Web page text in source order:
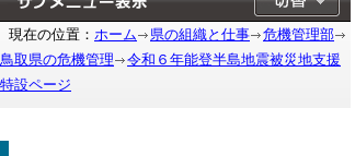
現在の位置： ホーム 県の組織と仕事
危機管理部
鳥取県の危機管理
令和６年能登半島地震被災地支援
特設ページ